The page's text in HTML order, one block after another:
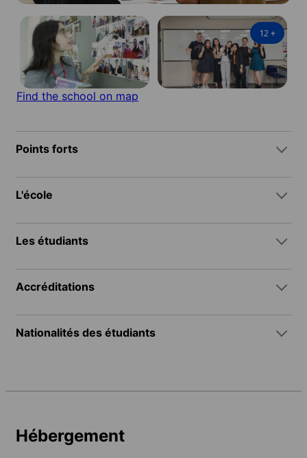
12+
Find the school on map
Points forts
L'école
Les étudiants
Accréditations
Nationalités des étudiants
Hébergement